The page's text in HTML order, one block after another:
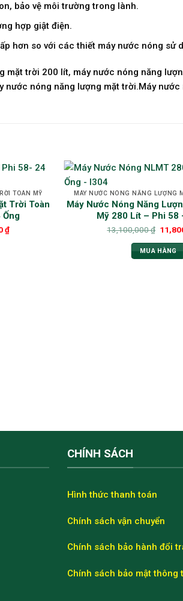
bảo vệ môi trường trong lành.
hợp giật điện.
hơn so với các thiết máy nước nóng sử
trời 200 lít, máy nước nóng năng
nóng năng lượng mặt trời.Máy
TOÀN MỸ
Trời Toàn
₫
MÁY NƯỚC NÓNG NĂNG LƯỢNG
Máy Nước Nóng Năng
Mỹ 280 Lít – Phi 58
13,100,000₫
MUA HÀNG
CHÍNH SÁCH
Hình thức thanh toán
Chính sách vận chuyển
Chính sách bảo hành đổi
Chính sách bảo mật thông